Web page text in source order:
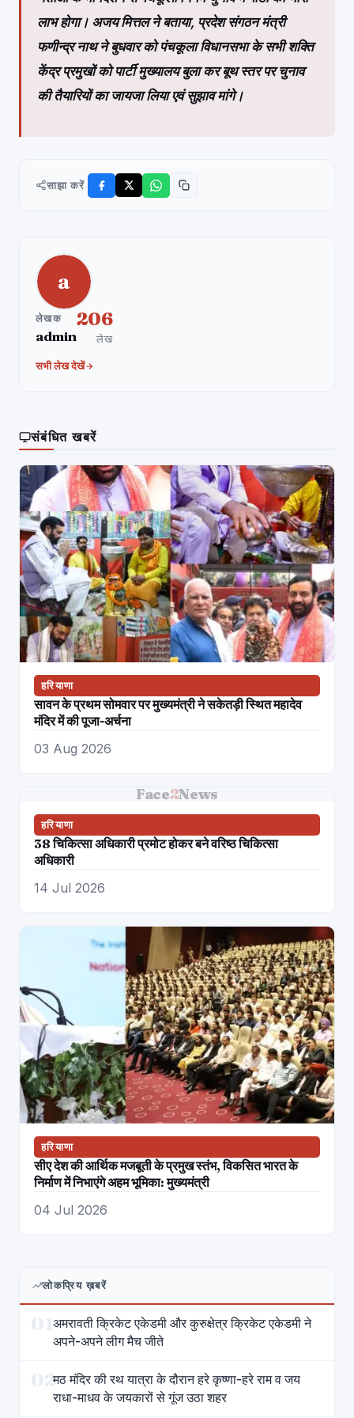
लाभ होगा। अजय मित्तल ने बताया, प्रदेश संगठन मंत्री
फणीन्द्र नाथ ने बुधवार को पंचकूला विधानसभा के सभी शक्ति
केंद्र प्रमुखों को पार्टी मुख्यालय बुला कर बूथ स्तर पर चुनाव
की तैयारियों का जायजा लिया एवं सुझाव मांगे।
साझा करें
a
लेखक
admin
206
लेख
सभी लेख देखें
संबंधित खबरें
हरियाणा
सावन के प्रथम सोमवार पर मुख्यमंत्री ने सकेतड़ी स्थित महादेव
मंदिर में की पूजा-अर्चना
03 Aug 2026
Face2News
हरियाणा
38 चिकित्सा अधिकारी प्रमोट होकर बने वरिष्ठ चिकित्सा
अधिकारी
14 Jul 2026
हरियाणा
सीए देश की आर्थिक मजबूती के प्रमुख स्तंभ, विकसित भारत के
निर्माण में निभाएंगे अहम भूमिका: मुख्यमंत्री
04 Jul 2026
लोकप्रिय ख़बरें
01अमरावती क्रिकेट एकेडमी और कुरुक्षेत्र क्रिकेट एकेडमी ने
अपने-अपने लीग मैच जीते
02मठ मंदिर की रथ यात्रा के दौरान हरे कृष्णा-हरे राम व जय
राधा-माधव के जयकारों से गूंज उठा शहर